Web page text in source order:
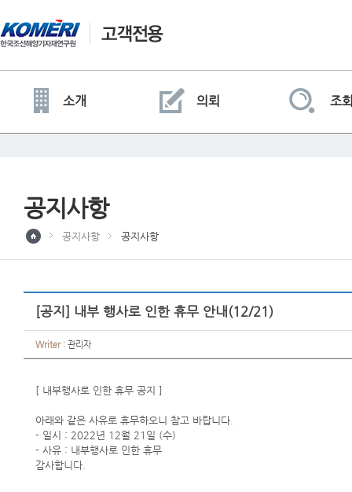
소개 의뢰 조
공지사항
공지사항 공지사항
[공지] 내부 행사로 인한 휴무 안내(12/21)
Writer : 관리자
[ 내부행사로 인한 휴무 공지 ]
아래와 같은 사유로 휴무하오니 참고 바랍니다.
- 일시 : 2022년 12월 21일 (수)
- 사유 : 내부행사로 인한 휴무
감사합니다.